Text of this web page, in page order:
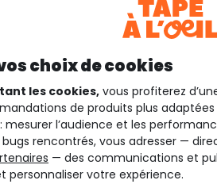
choix de cookies
les cookies, vous profiterez
de produits plus adaptées
mesurer l’audience et les
rencontrés, vous adresser —
— des communications et
personnaliser votre expérience.